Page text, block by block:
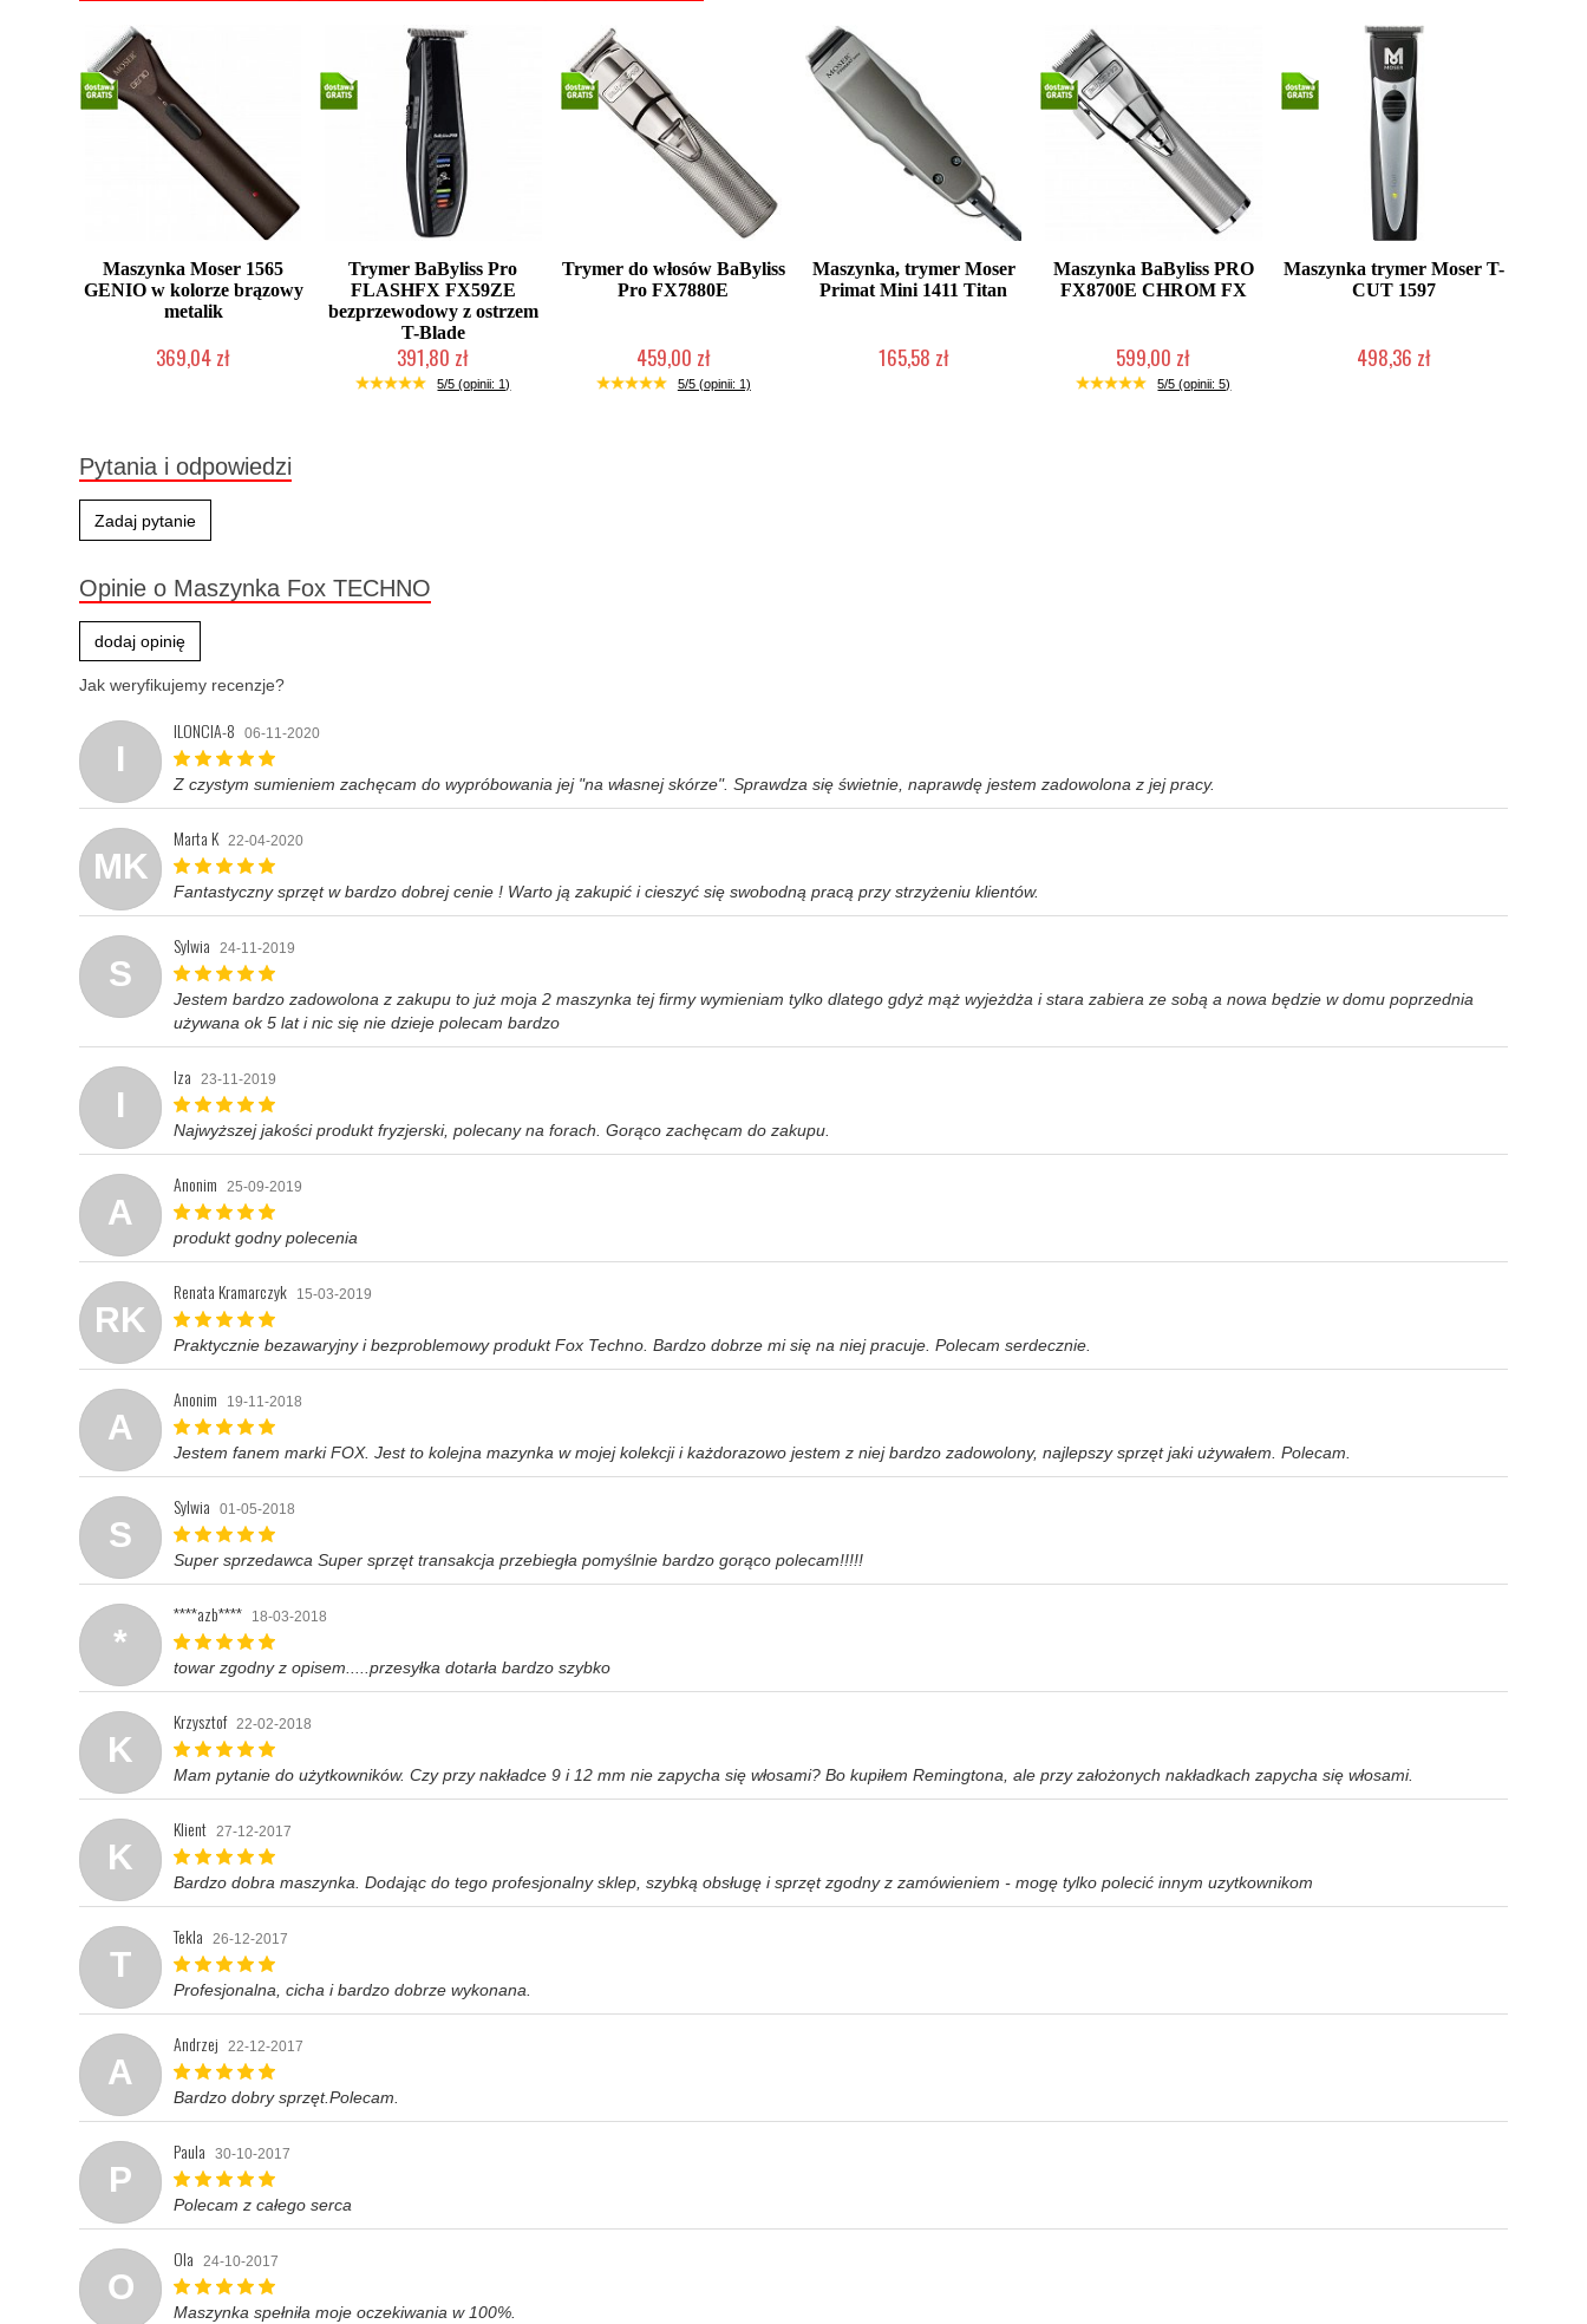
Maszynka Moser 1565
GENIO w kolorze brązowy
metalik
369,04 zł
Trymer BaByliss Pro
FLASHFX FX59ZE
bezprzewodowy z ostrzem
T-Blade
391,80 zł
Produkt wycofany
5/5 (opinii: 1)
Trymer do włosów BaByliss
Pro FX7880E
459,00 zł
Mała ilość (wysyłka w 24h)
5/5 (opinii: 1)
Maszynka, trymer Moser
Primat Mini 1411 Titan
165,58 zł
Maszynka BaByliss PRO
FX8700E CHROM FX
599,00 zł
Duża ilość (wysyłka w 24h)
5/5 (opinii: 5)
Maszynka trymer Moser T-
CUT 1597
498,36 zł
Pytania i odpowiedzi
Zadaj pytanie
Opinie o Maszynka Fox TECHNO
dodaj opinię
Jak weryfikujemy recenzje?
I
ILONCIA-8 06-11-2020
Z czystym sumieniem zachęcam do wypróbowania jej "na własnej skórze". Sprawdza się świetnie, naprawdę jestem zadowolona z jej pracy.
MK
Marta K 22-04-2020
Fantastyczny sprzęt w bardzo dobrej cenie ! Warto ją zakupić i cieszyć się swobodną pracą przy strzyżeniu klientów.
S
Sylwia 24-11-2019
Jestem bardzo zadowolona z zakupu to już moja 2 maszynka tej firmy wymieniam tylko dlatego gdyż mąż wyjeżdża i stara zabiera ze sobą a nowa będzie w domu poprzednia
używana ok 5 lat i nic się nie dzieje polecam bardzo
I
Iza 23-11-2019
Najwyższej jakości produkt fryzjerski, polecany na forach. Gorąco zachęcam do zakupu.
A
Anonim 25-09-2019
produkt godny polecenia
RK
Renata Kramarczyk 15-03-2019
Praktycznie bezawaryjny i bezproblemowy produkt Fox Techno. Bardzo dobrze mi się na niej pracuje. Polecam serdecznie.
A
Anonim 19-11-2018
Jestem fanem marki FOX. Jest to kolejna mazynka w mojej kolekcji i każdorazowo jestem z niej bardzo zadowolony, najlepszy sprzęt jaki używałem. Polecam.
S
Sylwia 01-05-2018
Super sprzedawca Super sprzęt transakcja przebiegła pomyślnie bardzo gorąco polecam!!!!!
*
****azb**** 18-03-2018
towar zgodny z opisem.....przesyłka dotarła bardzo szybko
K
Krzysztof 22-02-2018
Mam pytanie do użytkowników. Czy przy nakładce 9 i 12 mm nie zapycha się włosami? Bo kupiłem Remingtona, ale przy założonych nakładkach zapycha się włosami.
K
Klient 27-12-2017
Bardzo dobra maszynka. Dodając do tego profesjonalny sklep, szybką obsługę i sprzęt zgodny z zamówieniem - mogę tylko polecić innym uzytkownikom
T
Tekla 26-12-2017
Profesjonalna, cicha i bardzo dobrze wykonana.
A
Andrzej 22-12-2017
Bardzo dobry sprzęt.Polecam.
P
Paula 30-10-2017
Polecam z całego serca
O
Ola 24-10-2017
Maszynka spełniła moje oczekiwania w 100%.